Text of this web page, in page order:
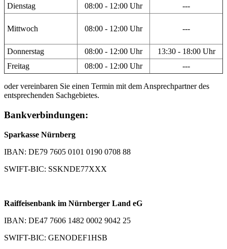
Dienstag
08:00 - 12:00 Uhr ---
Mittwoch 08:00 - 12:00 Uhr ---
Donnerstag 08:00 - 12:00 Uhr
13:30 - 18:00 Uhr
Freitag
08:00 - 12:00 Uhr ---
oder vereinbaren Sie einen Termin mit dem Ansprechpartner des
entsprechenden Sachgebietes.
Bankverbindungen:
Sparkasse Nürnberg
IBAN: DE79 7605 0101 0190 0708 88
SWIFT-BIC: SSKNDE77XXX
Raiffeisenbank im Nürnberger Land eG
IBAN: DE47 7606 1482 0002 9042 25
SWIFT-BIC: GENODEF1HSB